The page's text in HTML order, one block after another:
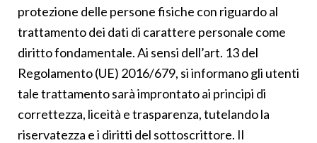
protezione delle persone fisiche con riguardo al
trattamento dei dati di carattere personale come
diritto fondamentale. Ai sensi dell’art. 13 del
Regolamento (UE) 2016/679, si informano gli utenti
tale trattamento sarà improntato ai principi di
correttezza, liceità e trasparenza, tutelando la
riservatezza e i diritti del sottoscrittore. Il